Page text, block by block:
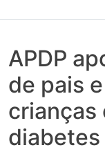
APDP
de pais
crianças
diabetes